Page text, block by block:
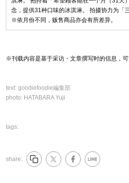
念，提供31种口味的冰淇淋。 拍摄协力为「
※依月份不同，贩售商品亦会有所差异。
※刊载内容是基于采访・文章撰写时的信息，可
text: goodiefoodie編集部
photo: HATABARA Yuji
tags:
share: